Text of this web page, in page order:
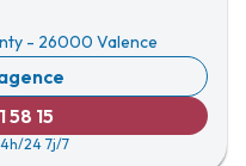
- 26000 Valence
58 15
24 7j/7